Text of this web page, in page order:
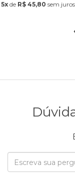
5x de R$ 45,80 sem juros